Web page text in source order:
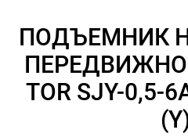
ПОДЪЕМНИК
TOR SJY-0,5-